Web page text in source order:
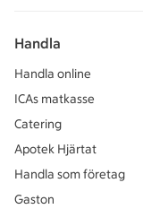
Handla
Handla online
ICAs matkasse
Catering
Apotek Hjärtat
Handla som företag
Gaston